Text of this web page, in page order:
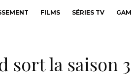
FILMS SÉRIES TV
sort la saison